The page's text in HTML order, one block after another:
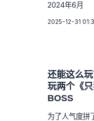
2024年6月
2025-12-31
还能这么
玩两个《
BOSS
为了人气度拼